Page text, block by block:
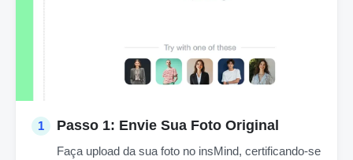
1 Passo 1: Envie Sua Foto Original
Faça upload da sua foto no insMind, certificando-se